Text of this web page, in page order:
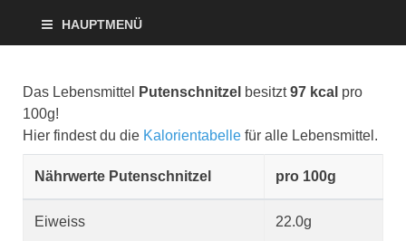
HAUPTMENÜ
Das Lebensmittel Putenschnitzel besitzt97 kcal pro
100g!
Hier findest du die Kalorientabelle für alle Lebensmittel.
Nährwerte Putenschnitzel pro 100g
Eiweiss 22.0g